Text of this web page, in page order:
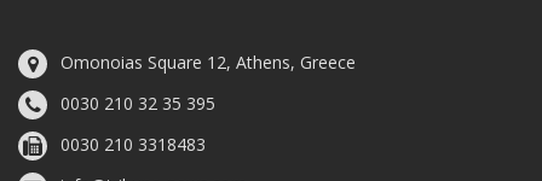
Omonoias Square 12, Athens, Greece
0030 210 32 35 395
0030 210 3318483